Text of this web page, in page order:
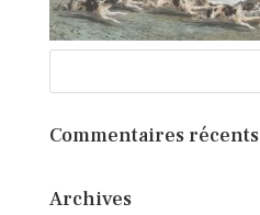
Commentaires récents
Archives